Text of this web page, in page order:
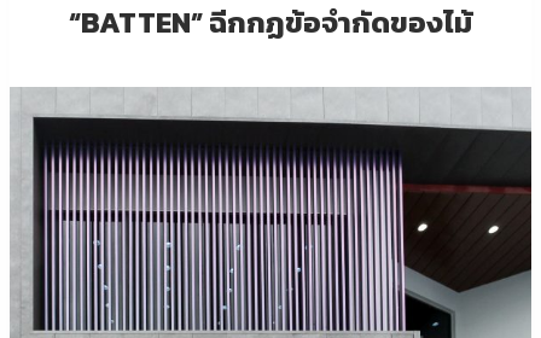
“BATTEN” ฉีกกฏข้อจำกัดของไม้